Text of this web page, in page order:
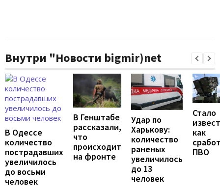
Внутри "Новости bigmir)net
В Одессе
количество
пострадавших
увеличилось
до восьми
человек
В Генштабе
рассказали,
что
происходит
на фронте
Удар по
Харькову:
количество
раненых
увеличилось
до 13
человек
Стало
как
ПВО